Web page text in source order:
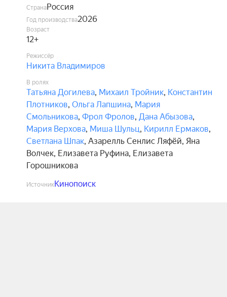
СтранаРоссия
Год производства2026
Возраст
12+
Режиссёр
Никита Владимиров
В ролях
Татьяна Догилева, Михаил Тройник, Константин
Плотников, Ольга Лапшина, Мария
Смольникова, Фрол Фролов, Дана Абызова,
Мария Верхова, Миша Шульц, Кирилл Ермаков,
Светлана Шпак, Азарелль Сенлис Ляфёй, Яна
Волчек, Елизавета Руфина, Елизавета
Горошникова
ИсточникКинопоиск